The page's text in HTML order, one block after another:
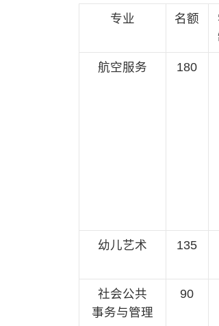
专业
名额
航空服务 180
幼儿艺术 135
社会公共
事务与管理
90